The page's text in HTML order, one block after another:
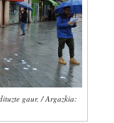
gaur. / Argazkia: